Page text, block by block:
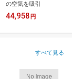
の空気を吸引
44,958 円
すべて見る
No Image